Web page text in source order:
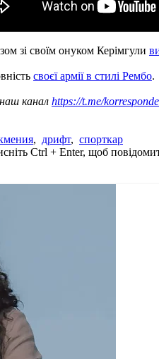
зі своїм онуком Керімгули
своєї армії в стилі Рембо.
канал https://t.me/
, дрифт, спорткар
Ctrl + Enter, щоб